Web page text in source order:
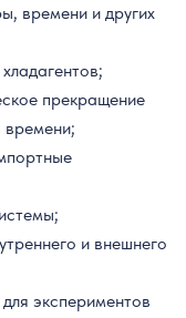
времени и других
прекращение
времени;
и внешнего
экспериментов